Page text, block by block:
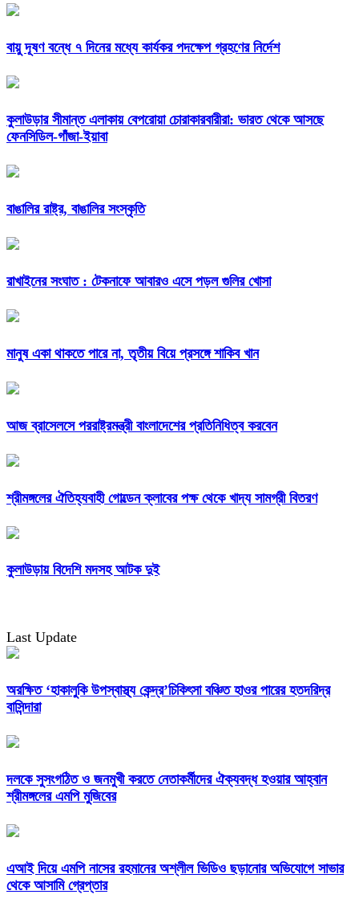
বায়ু দূষণ বন্ধে ৭ দিনের মধ্যে কার্যকর পদক্ষেপ গ্রহণের নির্দেশ
কুলাউড়ার সীমান্ত এলাকায় বেপরোয়া চোরাকারবারীরা: ভারত থেকে আসছে
ফেনসিডিল-গাঁজা-ইয়াবা
বাঙালির রাষ্ট্র, বাঙালির সংস্কৃতি
রাখাইনের সংঘাত : টেকনাফে আবারও এসে পড়ল গুলির খোসা
মানুষ একা থাকতে পারে না, তৃতীয় বিয়ে প্রসঙ্গে শাকিব খান
আজ ব্রাসেলসে পররাষ্ট্রমন্ত্রী বাংলাদেশের প্রতিনিধিত্ব করবেন
শ্রীমঙ্গলের ঐতিহ্যবাহী গোল্ডেন ক্লাবের পক্ষ থেকে খাদ্য সামগ্রী বিতরণ
কুলাউড়ায় বিদেশি মদসহ আটক দুই
Last Update
অরক্ষিত ‘হাকালুকি উপস্বাস্থ্য কেন্দ্র’চিকিৎসা বঞ্চিত হাওর পারের হতদরিদ্র
বাসিন্দারা
দলকে সুসংগঠিত ও জনমুখী করতে নেতাকর্মীদের ঐক্যবদ্ধ হওয়ার আহ্বান
শ্রীমঙ্গলের এমপি মুজিবের
এআই দিয়ে এমপি নাসের রহমানের অশ্লীল ভিডিও ছড়ানোর অভিযোগে সাভার
থেকে আসামি গ্রেপ্তার